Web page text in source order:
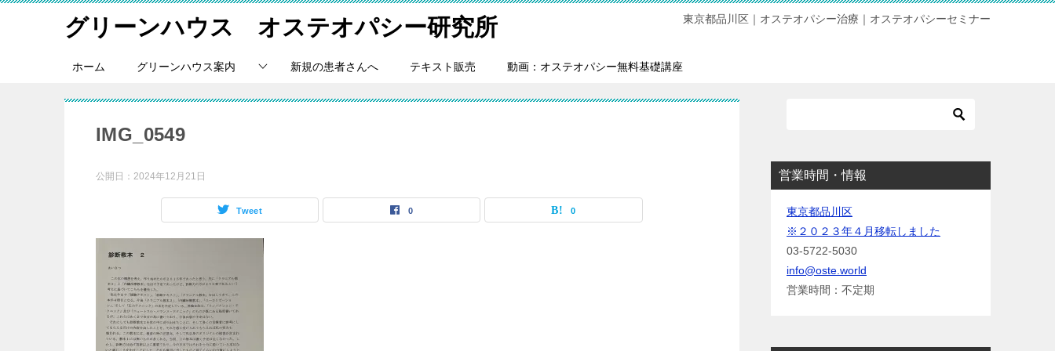
グリーンハウス オステオパシー研究所 東京都品川区｜オステオパシー治療｜オステオパシーセミナー
ホーム グリーンハウス案内 新規の患者さんへ テキスト販売 動画：オステオパシー無料基礎講座
IMG_0549
公開日： 2024年12月21日
Tweet 0 0
営業時間・情報
東京都品川区
※２０２３年４月移転しました
03-5722-5030
info@oste.world
営業時間：不定期